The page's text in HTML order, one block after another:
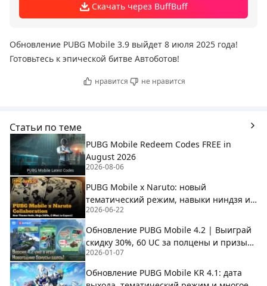
Скачать через BuffBuff
Обновление PUBG Mobile 3.9 выйдет 8 июля 2025 года!
Готовьтесь к эпической битве Автоботов!
нравится не нравится
Статьи по теме
PUBG Mobile Redeem Codes FREE in
August 2026
2026-08-06
PUBG Mobile x Naruto: новый
тематический режим, навыки ниндзя и
чего ожидать
2026-06-22
Обновление PUBG Mobile 4.2 | Выиграй
скидку 30%, 60 UC за полцены и призы
Рейтинга на BuffBuff!
2026-01-07
Обновление PUBG Mobile KR 4.1: дата